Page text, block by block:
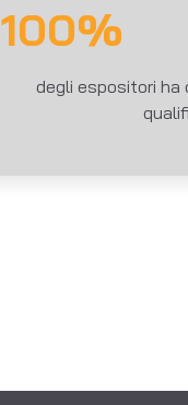
100%
degli espositori